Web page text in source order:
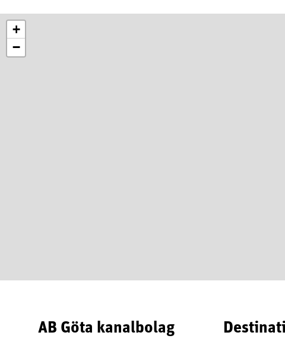
+
−
AB Göta kanalbolag